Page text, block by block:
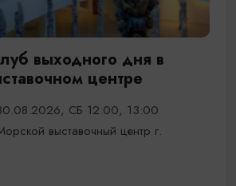
выходного дня в
центре
СБ 12:00, 13:00
выставочный центр г.